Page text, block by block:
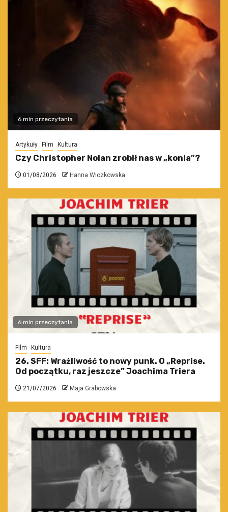
6 min przeczytania
Artykuły Film Kultura
Czy Christopher Nolan zrobił nas w „konia”?
01/08/2026 Hanna Wiczkowska
6 min przeczytania
Film Kultura
26. SFF: Wrażliwość to nowy punk. O „Reprise.
Od początku, raz jeszcze” Joachima Triera
21/07/2026 Maja Grabowska